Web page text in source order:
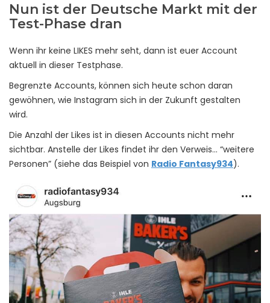
Nun ist der Deutsche Markt mit der
Test-Phase dran
Wenn ihr keine LIKES mehr seht, dann ist euer Account
aktuell in dieser Testphase.
Begrenzte Accounts, können sich heute schon daran
gewöhnen, wie Instagram sich in der Zukunft gestalten
wird.
Die Anzahl der Likes ist in diesen Accounts nicht mehr
sichtbar. Anstelle der Likes findet ihr den Verweis… “weitere
Personen” (siehe das Beispiel von Radio Fantasy934).